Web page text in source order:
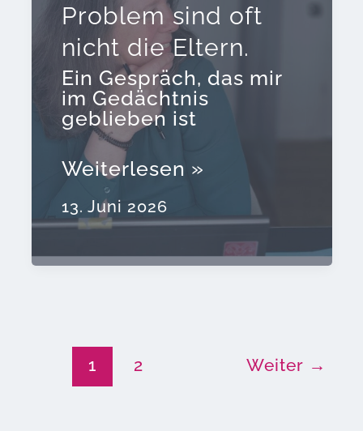
Problem sind oft
nicht die Eltern.
Ein Gespräch, das mir
im Gedächtnis
geblieben ist
Schwierige
Elterngespräche?
Das
eigentliche
sind
Eltern.
Weiterlesen »
13. Juni 2026
1 2 Weiter →